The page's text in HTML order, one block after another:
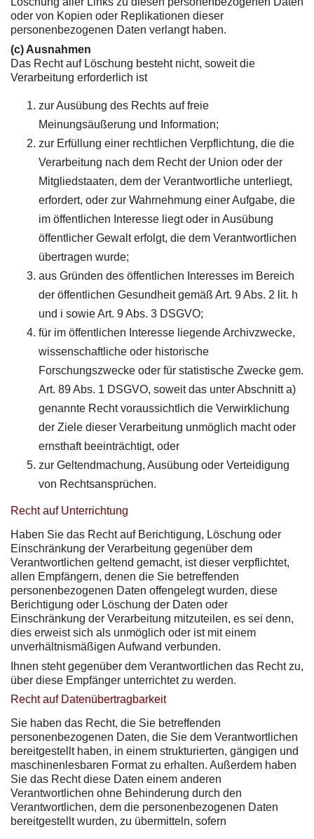
oder von Kopien oder Replikationen dieser
personenbezogenen Daten verlangt haben.
(c) Ausnahmen
Das Recht auf Löschung besteht nicht, soweit die
Verarbeitung erforderlich ist
zur Ausübung des Rechts auf freie
Meinungsäußerung und Information;
zur Erfüllung einer rechtlichen Verpflichtung, die die
Verarbeitung nach dem Recht der Union oder der
Mitgliedstaaten, dem der Verantwortliche unterliegt,
erfordert, oder zur Wahrnehmung einer Aufgabe, die
im öffentlichen Interesse liegt oder in Ausübung
öffentlicher Gewalt erfolgt, die dem Verantwortlichen
übertragen wurde;
aus Gründen des öffentlichen Interesses im Bereich
der öffentlichen Gesundheit gemäß Art. 9 Abs. 2 lit. h
und i sowie Art. 9 Abs. 3 DSGVO;
für im öffentlichen Interesse liegende Archivzwecke,
wissenschaftliche oder historische
Forschungszwecke oder für statistische Zwecke gem.
Art. 89 Abs. 1 DSGVO, soweit das unter Abschnitt a)
genannte Recht voraussichtlich die Verwirklichung
der Ziele dieser Verarbeitung unmöglich macht oder
ernsthaft beeinträchtigt, oder
zur Geltendmachung, Ausübung oder Verteidigung
von Rechtsansprüchen.
Recht auf Unterrichtung
Haben Sie das Recht auf Berichtigung, Löschung oder
Einschränkung der Verarbeitung gegenüber dem
Verantwortlichen geltend gemacht, ist dieser verpflichtet,
allen Empfängern, denen die Sie betreffenden
personenbezogenen Daten offengelegt wurden, diese
Berichtigung oder Löschung der Daten oder
Einschränkung der Verarbeitung mitzuteilen, es sei denn,
dies erweist sich als unmöglich oder ist mit einem
unverhältnismäßigen Aufwand verbunden.
Ihnen steht gegenüber dem Verantwortlichen das Recht zu,
über diese Empfänger unterrichtet zu werden.
Recht auf Datenübertragbarkeit
Sie haben das Recht, die Sie betreffenden
personenbezogenen Daten, die Sie dem Verantwortlichen
bereitgestellt haben, in einem strukturierten, gängigen und
maschinenlesbaren Format zu erhalten. Außerdem haben
Sie das Recht diese Daten einem anderen
Verantwortlichen ohne Behinderung durch den
Verantwortlichen, dem die personenbezogenen Daten
bereitgestellt wurden, zu übermitteln, sofern